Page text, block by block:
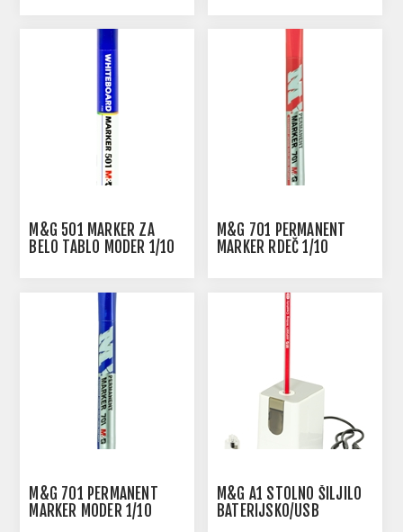
M&G 501 MARKER ZA
BELO TABLO MODER 1/10
M&G 701 PERMANENT
MARKER RDEČ 1/10
M&G 701 PERMANENT
MARKER MODER 1/10
M&G A1 STOLNO ŠILJILO
BATERIJSKO/USB